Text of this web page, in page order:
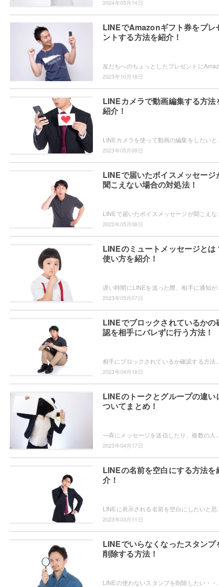
2024年05月14日
LINEでAmazonギフト券をプレ
ントする方法を紹介！
2023年10月18日
LINEカメラで動画編集する方法
紹介！
2023年05月09日
LINEで届いたボイスメッセージ
聞こえない場合の対処法！
2023年05月08日
LINEのミュートメッセージとは
使い方を紹介！
2023年05月07日
LINEでブロックされているかの
認を相手にバレずに行う方法！
2023年04月18日
LINEのトークとグループの違い
ついてまとめ！
2023年04月17日
LINEの名前を空白にする方法を
介！
2023年03月11日
LINEでいらなくなったスタンプ
削除する方法！